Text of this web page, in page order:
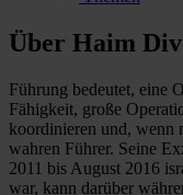
Über Haim
Führung bedeutet, eine
Fähigkeit, große
koordinieren und, wenn
wahren Führer. Seine
2011 bis August 2016
war, kann darüber